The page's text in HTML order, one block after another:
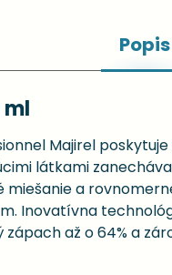
Popis
ml
Majirel
látkami
a
Inovatívna
až o 64% a